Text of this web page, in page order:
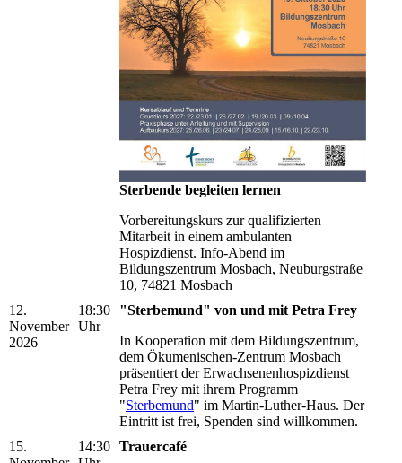
Sterbende begleiten lernen
Vorbereitungskurs zur qualifizierten
Mitarbeit in einem ambulanten
Hospizdienst. Info-Abend im
Bildungszentrum Mosbach, Neuburgstraße
10, 74821 Mosbach
12.
November
2026
18:30
Uhr
"Sterbemund" von und mit Petra Frey
In Kooperation mit dem Bildungszentrum,
dem Ökumenischen-Zentrum Mosbach
präsentiert der Erwachsenenhospizdienst
Petra Frey mit ihrem Programm
"Sterbemund" im Martin-Luther-Haus. Der
Eintritt ist frei, Spenden sind willkommen.
15.
14:30 Trauercafé